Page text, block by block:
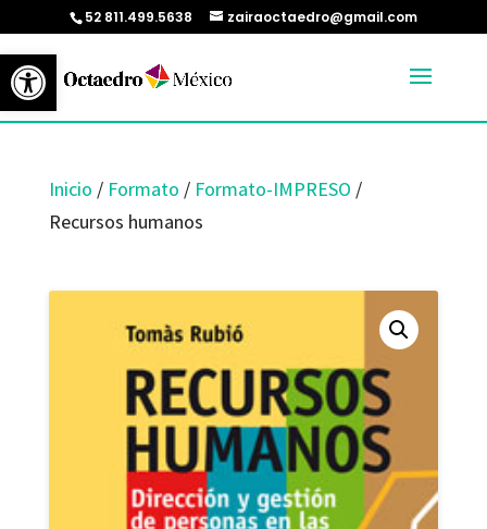
Abrir barra de herramientas
52 811.499.5638 zairaoctaedro@gmail.com
Inicio / Formato / Formato-IMPRESO /
Recursos humanos